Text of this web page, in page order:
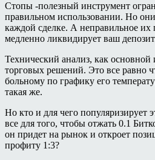
Стопы -полезный инструмент
правильном использовании. Но
каждой сделке. А неправильное их
медленно ликвидирует ваш
Технический анализ, как
торговых решений. Это все равно
больному по графику его
такая же.
Но кто и для чего популяризирует
все для того, чтобы отжать 0.1
он придет на рынок и откроет
профиту 1:3?